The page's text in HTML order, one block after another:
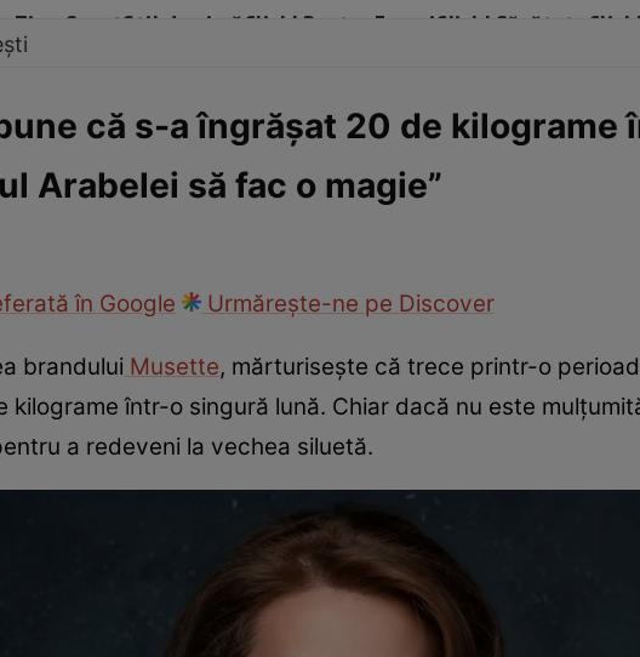
Time SportStil de viațăClick! Pentru FemeiClick! Sănătate
Click! Paparazzii Click!
că s-a îngrășat 20 de kilograme
Arabelei să fac o magie”
în Google
Urmărește-ne pe Discover
brandului Musette, mărturisește că trece printr-o
într-o singură lună. Chiar dacă nu este
a redeveni la vechea siluetă.